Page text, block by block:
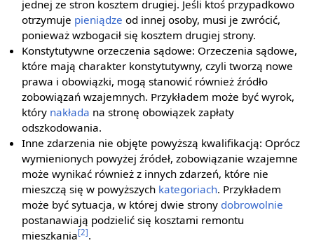
jednej ze stron kosztem drugiej. Jeśli ktoś przypadkowo
otrzymuje pieniądze od innej osoby, musi je zwrócić,
ponieważ wzbogacił się kosztem drugiej strony.
Konstytutywne orzeczenia sądowe: Orzeczenia sądowe,
które mają charakter konstytutywny, czyli tworzą nowe
prawa i obowiązki, mogą stanowić również źródło
zobowiązań wzajemnych. Przykładem może być wyrok,
który nakłada na stronę obowiązek zapłaty
odszkodowania.
Inne zdarzenia nie objęte powyższą kwalifikacją: Oprócz
wymienionych powyżej źródeł, zobowiązanie wzajemne
może wynikać również z innych zdarzeń, które nie
mieszczą się w powyższych kategoriach. Przykładem
może być sytuacja, w której dwie strony dobrowolnie
postanawiają podzielić się kosztami remontu
mieszkania[2].